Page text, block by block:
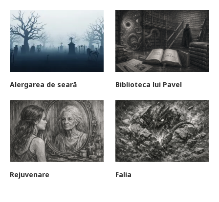
Alergarea de seară Biblioteca lui Pavel
Rejuvenare Falia